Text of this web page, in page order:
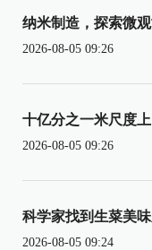
纳米制造，探索微
2026-08-05 09:26
十亿分之一米尺度
2026-08-05 09:26
科学家找到生菜美
2026-08-05 09:24